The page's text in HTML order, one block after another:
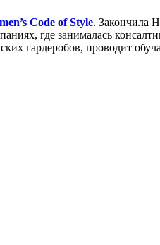
Code of Style. Закончила
где занималась
гардеробов, проводит